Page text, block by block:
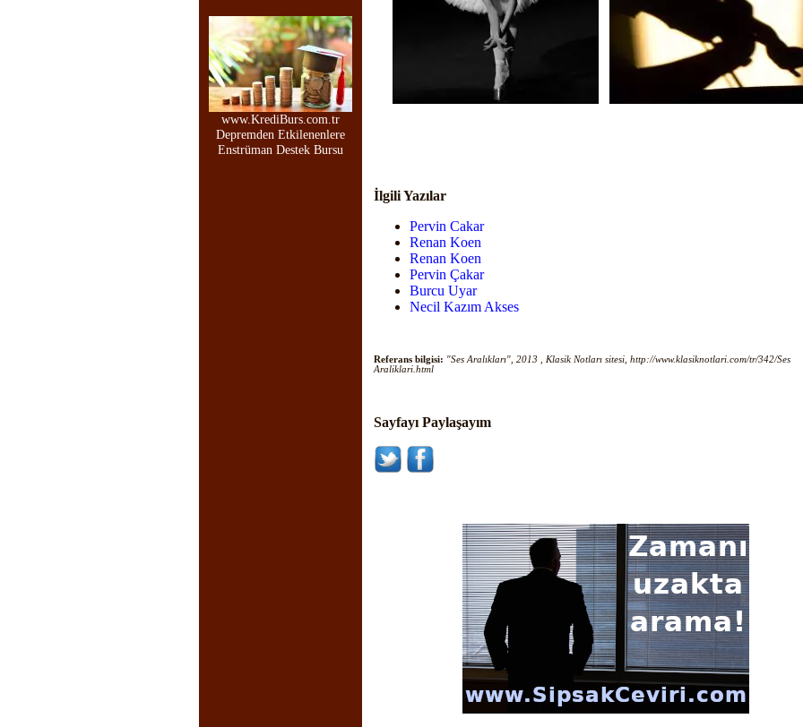
www.KrediBurs.com.tr
Depremden Etkilenenlere
Enstrüman Destek Bursu
İlgili Yazılar
Pervin Cakar
Renan Koen
Renan Koen
Pervin Çakar
Burcu Uyar
Necil Kazım Akses
Referans bilgisi: "Ses Aralıkları", 2013 , Klasik Notları sitesi, http://www.klasiknotlari.com/tr/342/Ses
Araliklari.html
Sayfayı Paylaşayım